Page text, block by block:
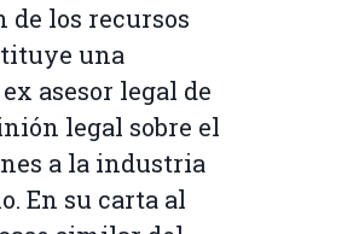
de los recursos
una
asesor legal de
legal sobre el
a la industria
En su carta al